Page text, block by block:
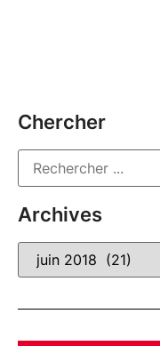
Chercher
Archives